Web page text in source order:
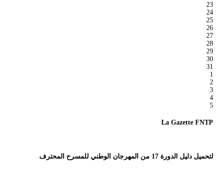
23
24
25
26
27
28
29
30
31
1
2
3
4
5
La Gazette FNTP
لتحميل دليل الدورة 17 من المهرجان الوطني للمسرح المحترف